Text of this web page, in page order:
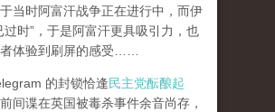
当时阿富汗战争正在进行中，而伊
过时”，于是阿富汗更具吸引力，也
体验到刷屏的感受……
的封锁恰逢民主党酝酿起
前间谍在英国被毒杀事件余音尚存，